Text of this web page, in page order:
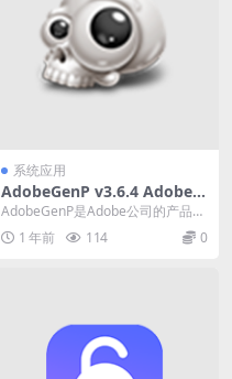
系统应用
AdobeGenP v3.6.4 Adobe全
家桶系列激活工具绿色版
AdobeGenP是Adobe公司的产品激
活工具，用于激活Adobe公司旗下
的各...1 年前 114 0